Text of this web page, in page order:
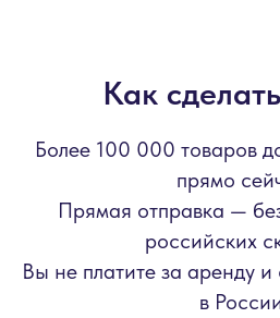
Как
Более 100 000 товаров
прямо
Прямая отправка —
российских
Вы не платите за аренду
в